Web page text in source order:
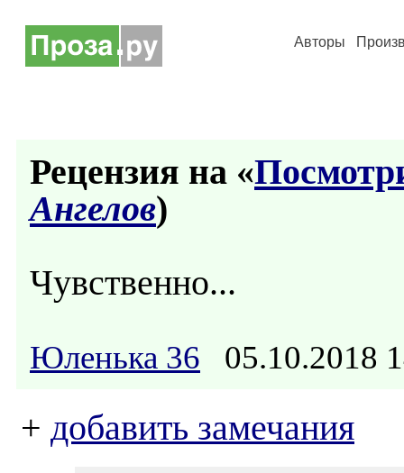
Авторы
Рецензия на «
Ангелов)
Чувственно...
Юленька 36 05.10.2018
+ добавить замечания